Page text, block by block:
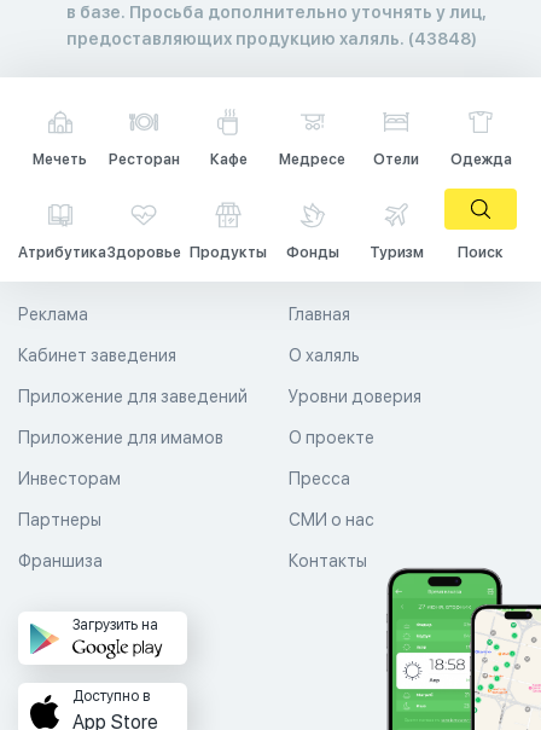
в базе. Просьба дополнительно уточнять у лиц,
предоставляющих продукцию халяль. (43848)
Мечеть Ресторан Кафе Медресе Отели Одежда
АтрибутикаЗдоровье Продукты Фонды Туризм Поиск
Главная
О халяль
Уровни доверия
Реклама
Кабинет заведения
Приложение для заведений
Приложение для имамов О проекте
Пресса
СМИ о нас
Контакты
Инвесторам
Партнеры
Франшиза
Загрузить на
Доступно в
App Store